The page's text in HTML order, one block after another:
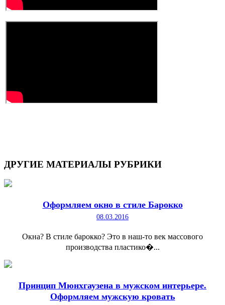
ДРУГИЕ МАТЕРИАЛЫ РУБРИКИ
Оформляем окно в стиле Барокко
08.03.2016
Окна? В стиле барокко? Это в наш-то век массового
производства пластико�...
Принцип Мюнхгаузена в мужском интерьере.
Оформляем мужскую кровать